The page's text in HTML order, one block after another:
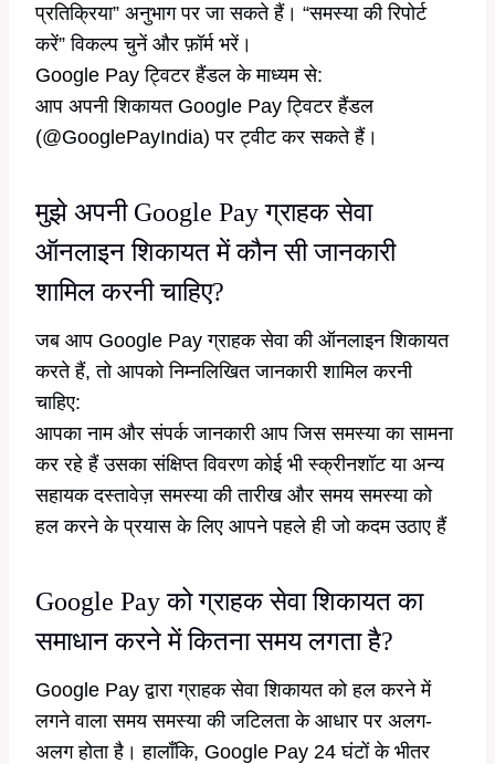
प्रतिक्रिया” अनुभाग पर जा सकते हैं। “समस्या की रिपोर्ट
करें” विकल्प चुनें और फ़ॉर्म भरें।
Google Pay ट्विटर हैंडल के माध्यम से:
आप अपनी शिकायत Google Pay ट्विटर हैंडल
(@GooglePayIndia) पर ट्वीट कर सकते हैं।
मुझे अपनी Google Pay ग्राहक सेवा
ऑनलाइन शिकायत में कौन सी जानकारी
शामिल करनी चाहिए?
जब आप Google Pay ग्राहक सेवा की ऑनलाइन शिकायत
करते हैं, तो आपको निम्नलिखित जानकारी शामिल करनी
चाहिए:
आपका नाम और संपर्क जानकारी आप जिस समस्या का सामना
कर रहे हैं उसका संक्षिप्त विवरण कोई भी स्क्रीनशॉट या अन्य
सहायक दस्तावेज़ समस्या की तारीख और समय समस्या को
हल करने के प्रयास के लिए आपने पहले ही जो कदम उठाए हैं
Google Pay को ग्राहक सेवा शिकायत का
समाधान करने में कितना समय लगता है?
Google Pay द्वारा ग्राहक सेवा शिकायत को हल करने में
लगने वाला समय समस्या की जटिलता के आधार पर अलग-
अलग होता है। हालाँकि, Google Pay 24 घंटों के भीतर